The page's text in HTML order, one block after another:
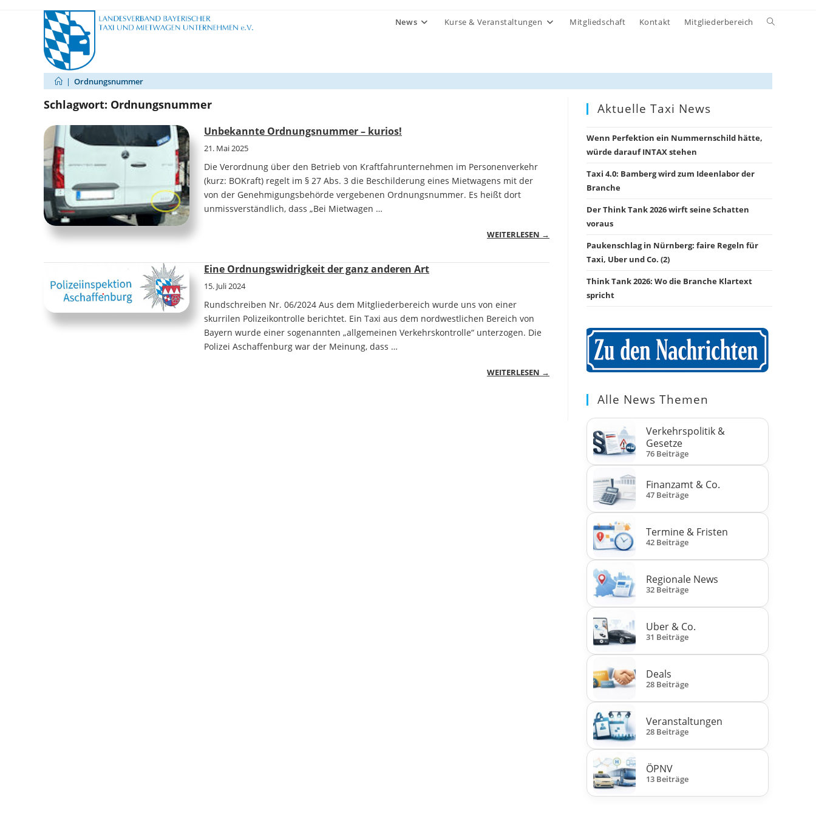
News Kurse & Veranstaltungen Mitgliedschaft Kontakt Mitgliederbereich
Website-
| Ordnungsnummer
Schlagwort: Ordnungsnummer
Unbekannte Ordnungsnummer – kurios!
21. Mai 2025
Die Verordnung über den Betrieb von Kraftfahrunternehmen im Personenverkehr
(kurz: BOKraft) regelt im § 27 Abs. 3 die Beschilderung eines Mietwagens mit der
von der Genehmigungsbehörde vergebenen Ordnungsnummer. Es heißt dort
unmissverständlich, dass „Bei Mietwagen …
WEITERLESEN →
Eine Ordnungswidrigkeit der ganz anderen Art
15. Juli 2024
Rundschreiben Nr. 06/2024 Aus dem Mitgliederbereich wurde uns von einer
skurrilen Polizeikontrolle berichtet. Ein Taxi aus dem nordwestlichen Bereich von
Bayern wurde einer sogenannten „allgemeinen Verkehrskontrolle“ unterzogen. Die
Polizei Aschaffenburg war der Meinung, dass …
WEITERLESEN →
Aktuelle Taxi News
Wenn Perfektion ein Nummernschild hätte,
würde darauf INTAX stehen
Taxi 4.0: Bamberg wird zum Ideenlabor der
Branche
Der Think Tank 2026 wirft seine Schatten
voraus
Paukenschlag in Nürnberg: faire Regeln für
Taxi, Uber und Co. (2)
Think Tank 2026: Wo die Branche Klartext
spricht
Alle News Themen
Verkehrspolitik &
Gesetze
76 Beiträge
Finanzamt & Co.
47 Beiträge
Termine & Fristen
42 Beiträge
Regionale News
32 Beiträge
Uber & Co.
31 Beiträge
Deals
28 Beiträge
Veranstaltungen
28 Beiträge
ÖPNV
13 Beiträge